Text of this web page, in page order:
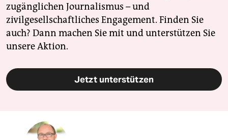
zugänglichen Journalismus – und
zivilgesellschaftliches Engagement. Finden Sie
auch? Dann machen Sie mit und unterstützen Sie
unsere Aktion.
Jetzt unterstützen